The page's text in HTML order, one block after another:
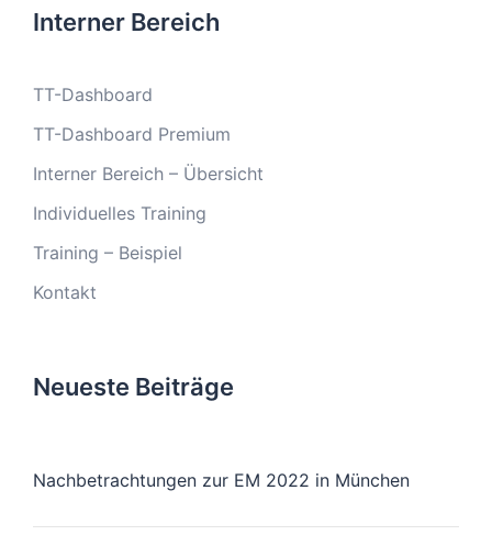
Interner Bereich
TT-Dashboard
TT-Dashboard Premium
Interner Bereich – Übersicht
Individuelles Training
Training – Beispiel
Kontakt
Neueste Beiträge
Nachbetrachtungen zur EM 2022 in München